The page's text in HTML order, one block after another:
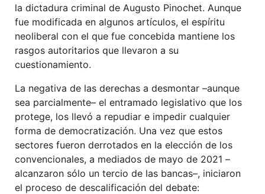
la dictadura criminal de Augusto Pinochet. Aunque
fue modificada en algunos artículos, el espíritu
neoliberal con el que fue concebida mantiene los
rasgos autoritarios que llevaron a su
cuestionamiento.
La negativa de las derechas a desmontar –aunque
sea parcialmente– el entramado legislativo que los
protege, los llevó a repudiar e impedir cualquier
forma de democratización. Una vez que estos
sectores fueron derrotados en la elección de los
convencionales, a mediados de mayo de 2021 –
alcanzaron sólo un tercio de las bancas–, iniciaron
el proceso de descalificación del debate: